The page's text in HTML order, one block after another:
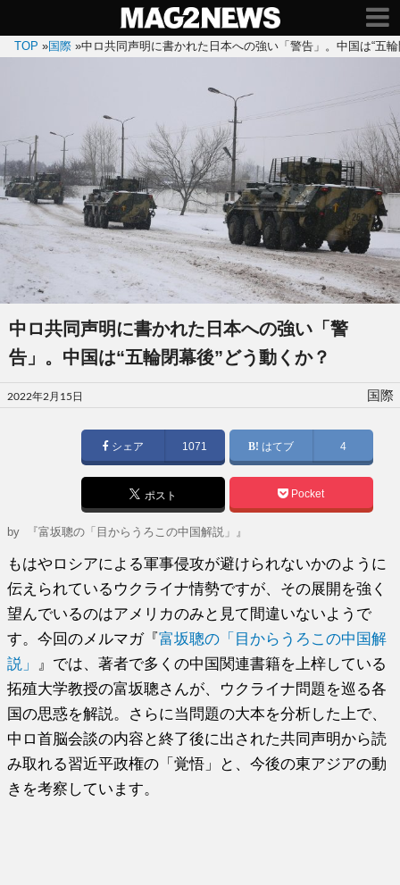
TOP »国際 »中ロ共同声明に書かれた日本への強い「警告」。中国は“五
中ロ共同声明に書かれた日本への強い「警
告」。中国は“五輪閉幕後”どう動くか？
投
稿
2022年2月15日 国際
シェア 1071 はてブ 4
ポスト Pocket
by 『富坂聰の「目からうろこの中国解説」』
もはやロシアによる軍事侵攻が避けられないかのように
伝えられているウクライナ情勢ですが、その展開を強く
望んでいるのはアメリカのみと見て間違いないようで
す。今回のメルマガ『富坂聰の「目からうろこの中国解
説」
』では、著者で多くの中国関連書籍を上梓している
拓殖大学教授の富坂聰さんが、ウクライナ問題を巡る各
国の思惑を解説。さらに当問題の大本を分析した上で、
中ロ首脳会談の内容と終了後に出された共同声明から読
み取れる習近平政権の「覚悟」と、今後の東アジアの動
きを考察しています。